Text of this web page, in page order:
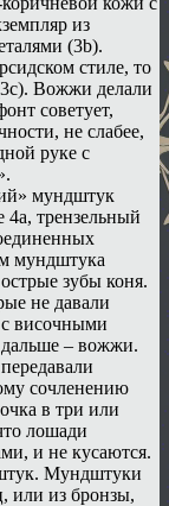
из
(3b).
стиле, то
Вожжи делали
советует,
не слабее,
руке с
мундштук
4а, трензельный
мундштука
зубы коня.
не давали
височными
дальше – вожжи.
сочленению
в три или
лошади
и не кусаются.
Мундштуки
или из бронзы,